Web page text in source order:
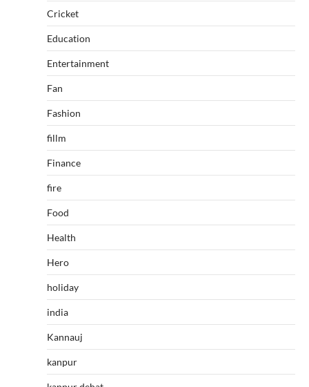
Cricket
Education
Entertainment
Fan
Fashion
fillm
Finance
fire
Food
Health
Hero
holiday
india
Kannauj
kanpur